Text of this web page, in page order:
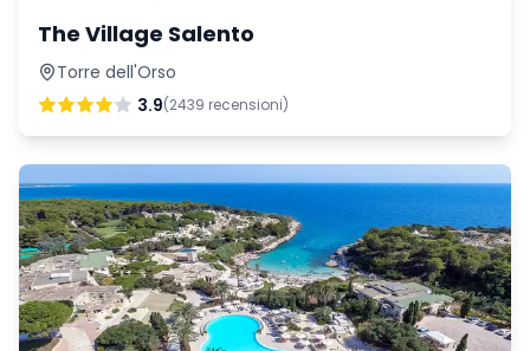
The Village Salento
Torre dell'Orso
3.9(2439 recensioni)